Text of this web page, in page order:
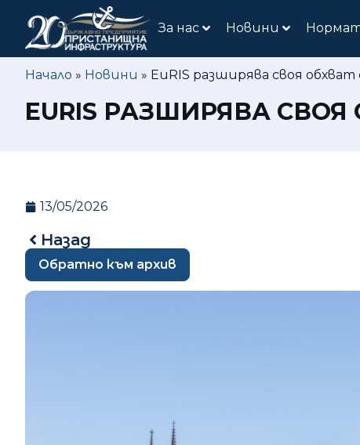
За нас Новини
Начало » Новини » EuRIS разширява своя
EURIS РАЗШИРЯВА
13/05/2026
Назад
Обратно към архив